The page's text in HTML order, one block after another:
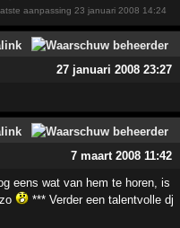
aanpassing23 januari 2008 14:24
27 januari 2008 23:27
7 maart 2008 11:42
eens wat van hem te horen, is
*** Verder een talentvolle dj